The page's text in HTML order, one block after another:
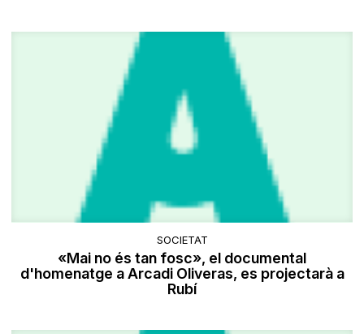
SOCIETAT
«Mai no és tan fosc», el documental
d'homenatge a Arcadi Oliveras, es projectarà a
Rubí